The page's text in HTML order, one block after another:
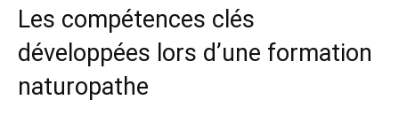
Les compétences clés
développées lors d’une formation
naturopathe